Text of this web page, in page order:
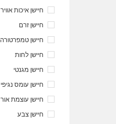
חיישן איכות אוויר
חיישן זרם
חיישן טמפרטורה
חיישן לחות
חיישן מגנטי
חיישן עומס נגיפי
חיישן עוצמת אור
חיישן צבע